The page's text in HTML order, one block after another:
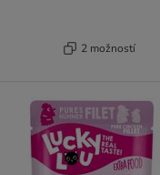
2 možností